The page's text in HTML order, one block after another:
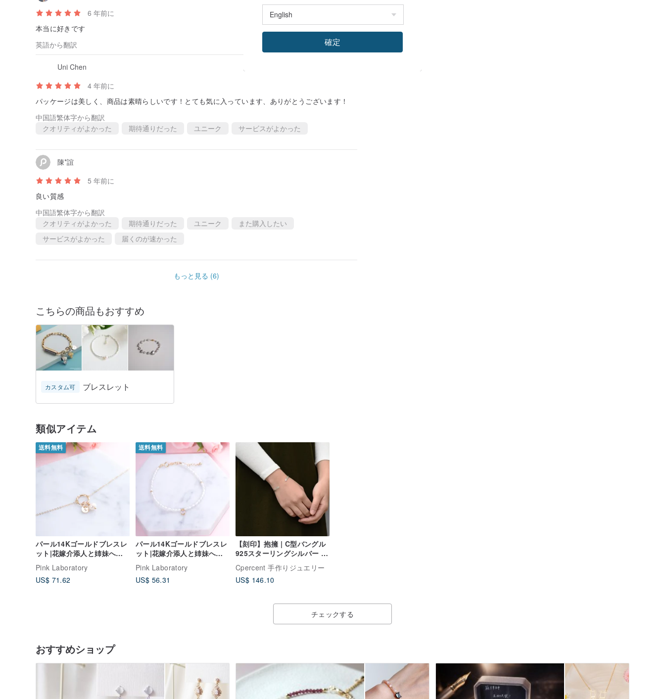
6 年前に
本当に好きです
英語から翻訳
Uni Chen
4 年前に
パッケージは美しく、商品は素晴らしいです！とても気に入っています、ありがとうございます！
中国語繁体字から翻訳
クオリティがよかった
期待通りだった ユニーク サービスがよかった
陳*誼
5 年前に
良い質感
中国語繁体字から翻訳
クオリティがよかった
期待通りだった ユニーク
また購入したい
サービスがよかった
届くのが速かった
もっと見る (6)
こちらの商品もおすすめ
カスタム可 ブレスレット
類似アイテム
送料無料
パール14Kゴールドブレスレ
ット|花嫁介添人と姉妹への
ディングブレスレット
Pink Laboratory
US$ 71.62
送料無料
パール14Kゴールドブレスレ
ット|花嫁介添人と姉妹への
ディングブレスレット
Pink Laboratory
US$ 56.31
【刻印】抱擁 | C型バングル
925スターリングシルバー オ
ープンタイプ ハンドメイド
シルバーアクセサリー カッ
プルギフト
Cpercent 手作りジュエリー
US$ 146.10
チェックする
おすすめショップ
確定